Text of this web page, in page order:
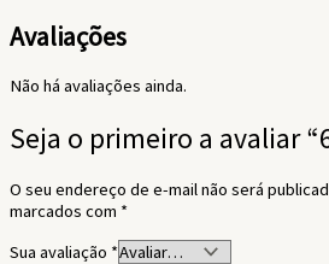
Avaliações
Não há avaliações ainda.
Seja o primeiro a avaliar
O seu endereço de e-mail não será
marcados com *
Sua avaliação *